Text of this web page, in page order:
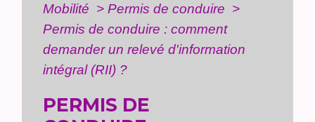
Mobilité > Permis de conduire >
Permis de conduire : comment
demander un relevé d'information
intégral (RII) ?
PERMIS DE